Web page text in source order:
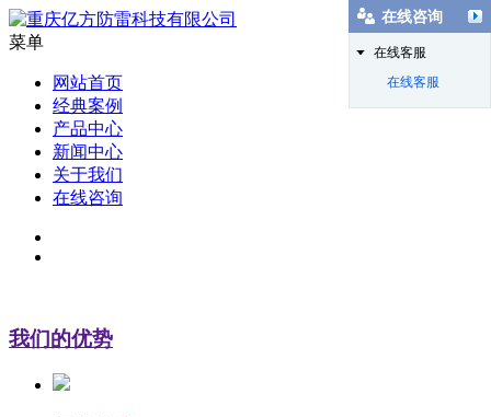
菜单
网站首页
经典案例
产品中心
新闻中心
关于我们
在线咨询
我们的优势
在线咨询
在线客服
在线客服